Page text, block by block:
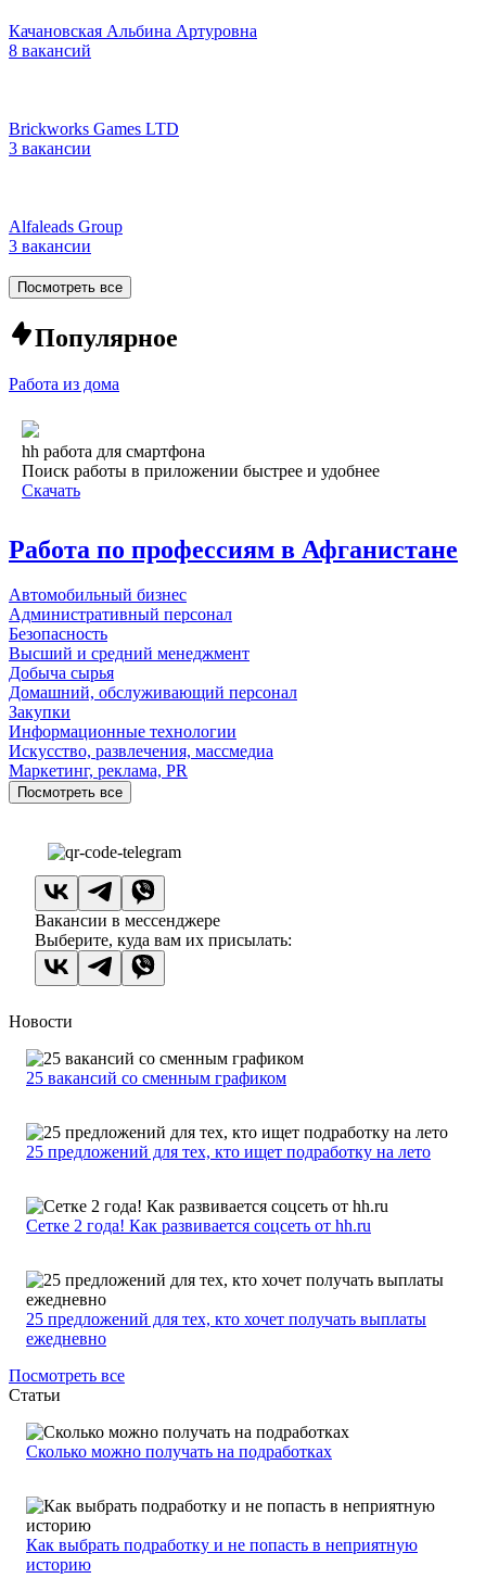
Качановская Альбина Артуровна
8 вакансий
Brickworks Games LTD
3 вакансии
Alfaleads Group
3 вакансии
Посмотреть все
Популярное
Работа из дома
hh работа для смартфона
Поиск работы в приложении быстрее и удобнее
Скачать
Работа по профессиям в Афганистане
Автомобильный бизнес
Административный персонал
Безопасность
Высший и средний менеджмент
Добыча сырья
Домашний, обслуживающий персонал
Закупки
Информационные технологии
Искусство, развлечения, массмедиа
Маркетинг, реклама, PR
Посмотреть все
Вакансии в мессенджере
Выберите, куда вам их присылать:
Новости
25 вакансий со сменным графиком
25 предложений для тех, кто ищет подработку на лето
Сетке 2 года! Как развивается соцсеть от hh.ru
25 предложений для тех, кто хочет получать выплаты
ежедневно
Посмотреть все
Статьи
Сколько можно получать на подработках
Как выбрать подработку и не попасть в неприятную
историю